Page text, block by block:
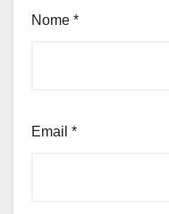
Nome *
Email *